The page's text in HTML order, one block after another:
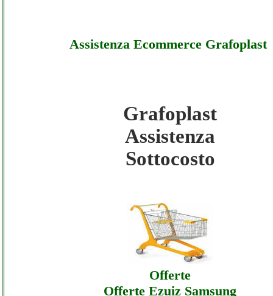
Assistenza Ecommerce Grafoplast
Grafoplast - Assistenza Ecommerce
Grafoplast - Assistenza Ecommerce
Grafoplast
Assistenza
Sottocosto
Offerte
Offerte Ezuiz Samsung